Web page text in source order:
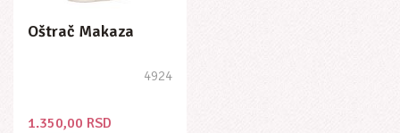
Oštrač Makaza
4924
1.350,00 RSD